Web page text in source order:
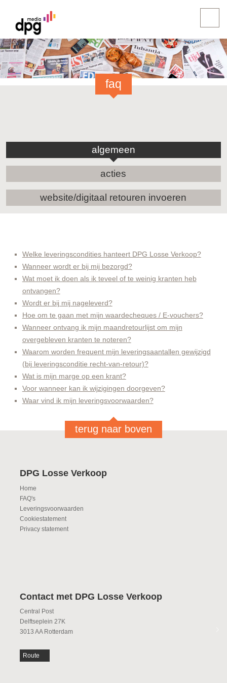
faq
algemeen
acties
website/digitaal retouren invoeren
Welke leveringscondities hanteert DPG Losse Verkoop?
Wanneer wordt er bij mij bezorgd?
Wat moet ik doen als ik teveel of te weinig kranten heb
ontvangen?
Wordt er bij mij nageleverd?
Hoe om te gaan met mijn waardecheques / E-vouchers?
Wanneer ontvang ik mijn maandretourlijst om mijn
overgebleven kranten te noteren?
Waarom worden frequent mijn leveringsaantallen gewijzigd
(bij leveringsconditie recht-van-retour)?
Wat is mijn marge op een krant?
Voor wanneer kan ik wijzigingen doorgeven?
Waar vind ik mijn leveringsvoorwaarden?
terug naar boven
DPG Losse Verkoop
Home
FAQ's
Leveringsvoorwaarden
Cookiestatement
Privacy statement
Contact met DPG Losse Verkoop
Central Post
Delftseplein 27K
3013 AA Rotterdam
Route